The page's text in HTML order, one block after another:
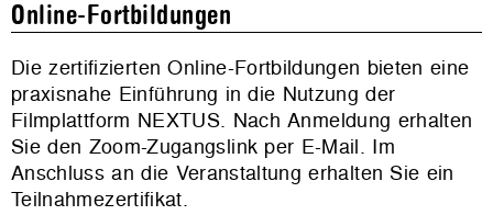
Online-Fortbildungen
Die zertifizierten Online-Fortbildungen bieten eine
praxisnahe Einführung in die Nutzung der
Filmplattform NEXTUS. Nach Anmeldung erhalten
Sie den Zoom-Zugangslink per E-Mail. Im
Anschluss an die Veranstaltung erhalten Sie ein
Teilnahmezertifikat.